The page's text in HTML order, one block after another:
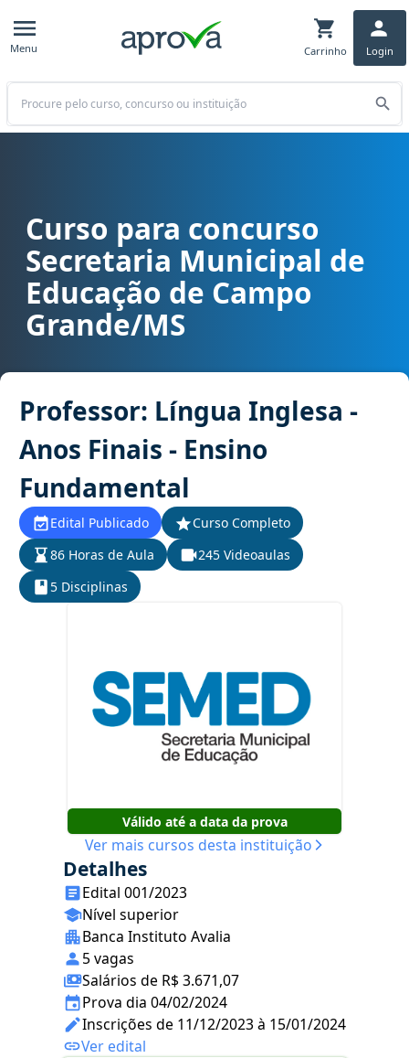
Menu Carrinho Login
Buscar
Curso para concurso SEMED - Secretaria Municipal de Educação
Curso para concurso
Secretaria Municipal de
Educação de Campo
Grande/MS
Professor: Língua Inglesa -
Anos Finais - Ensino
Fundamental
Edital Publicado
Curso Completo
86 Horas de Aula
245 Videoaulas
5 Disciplinas
Válido até a data da prova
Ver mais cursos desta instituição
Detalhes
Edital 001/2023
Nível superior
Banca Instituto Avalia
5 vagas
Salários de R$ 3.671,07
Prova dia 04/02/2024
Inscrições de 11/12/2023 à 15/01/2024
Ver edital